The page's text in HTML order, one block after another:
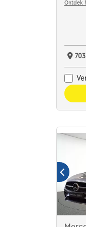
Ontdek